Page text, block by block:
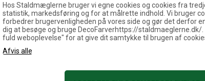
Hos Staldmæglerne bruger vi egne cookies og cookies fra
statistik, markedsføring og for at målrette indhold. Vi bruger
forbedrer brugervenligheden på vores side og gør det derfor
dig at besøge og bruge DecoFarverhttps://staldmaeglerne.dk/.
fuld weboplevelse" for at give dit samtykke til brugen af
10